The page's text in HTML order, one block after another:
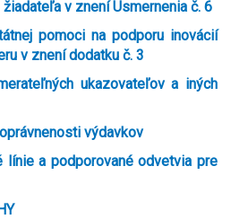
žiadateľa v znení Usmernenia č. 6
pomoci na podporu inovácií
v znení dodatku č. 3
ukazovateľov a iných
výdavkov
línie a podporované odvetvia pre